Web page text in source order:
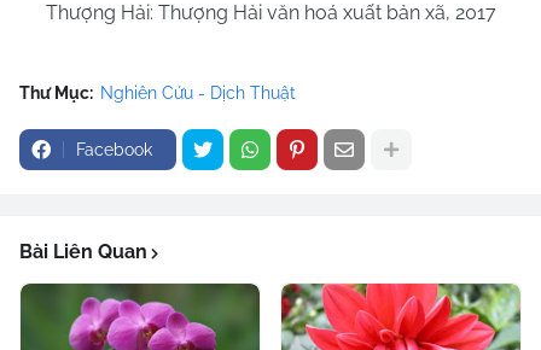
Thượng Hải: Thượng Hải văn hoá xuất bản xã, 2017
Thư Mục: Nghiên Cứu - Dịch Thuật
Facebook
Bài Liên Quan